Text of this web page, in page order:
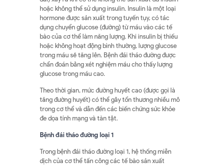
hoặc không thể sử dụng insulin. Insulin là một loại
hormone được sản xuất trong tuyến tụy, có tác
dụng chuyển glucose (đường) từ máu vào các tế
bào của cơ thể làm năng lượng. Khi insulin bị thiếu
hoặc không hoạt động bình thường, lượng glucose
trong máu sẽ tăng lên. Bệnh đái tháo đường được
chẩn đoán bằng xét nghiệm máu cho thấy lượng
glucose trong máu cao.
Theo thời gian, mức đường huyết cao (được gọi là
tăng đường huyết) có thể gây tổn thương nhiều mô
trong cơ thể và dẫn đến các biến chứng sức khỏe
đe dọa tính mạng và tàn tật.
Bệnh đái tháo đường loại 1
Trong bệnh đái tháo đường loại 1, hệ thống miễn
dịch của cơ thể tấn công các tế bào sản xuất